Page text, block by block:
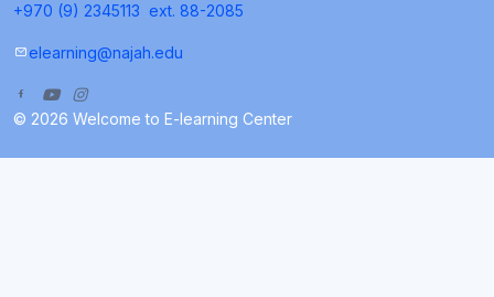
+970 (9) 2345113 ext. 88-2085
elearning@najah.edu
© 2026 Welcome to E-learning Center